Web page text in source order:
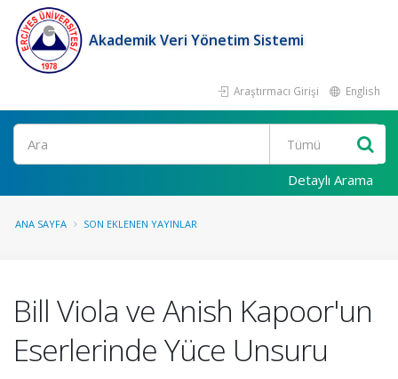
Akademik Veri Yönetim Sistemi
Araştırmacı Girişi English
Ara
Detaylı Arama
ANA SAYFA SON EKLENEN YAYINLAR
Bill Viola ve Anish Kapoor'un
Eserlerinde Yüce Unsuru